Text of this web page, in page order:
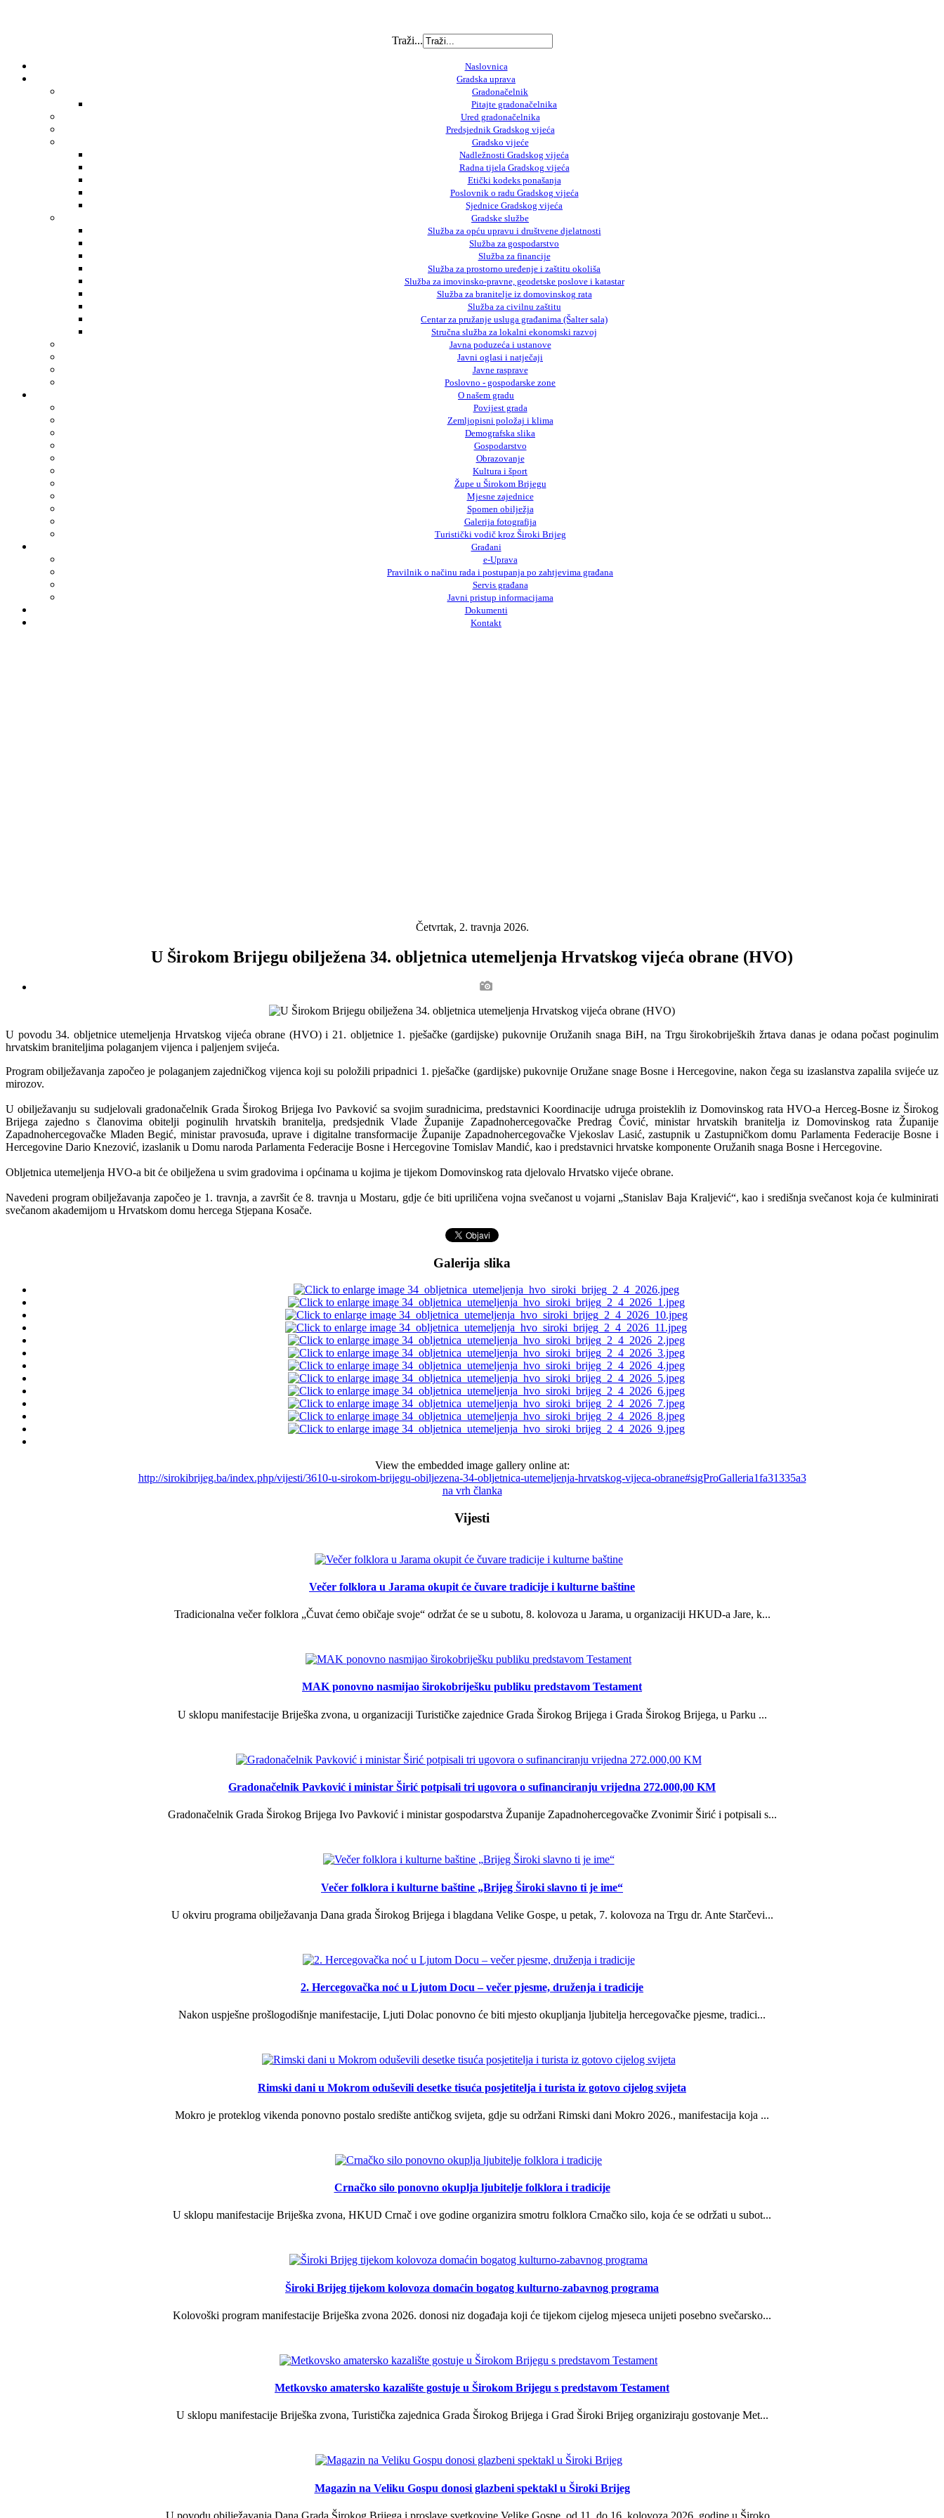
Traži...
Naslovnica
Gradska uprava
Gradonačelnik
Pitajte gradonačelnika
Ured gradonačelnika
Predsjednik Gradskog vijeća
Gradsko vijeće
Nadležnosti Gradskog vijeća
Radna tijela Gradskog vijeća
Etički kodeks ponašanja
Poslovnik o radu Gradskog vijeća
Sjednice Gradskog vijeća
Gradske službe
Služba za opću upravu i društvene djelatnosti
Služba za gospodarstvo
Služba za financije
Služba za prostorno uređenje i zaštitu okoliša
Služba za imovinsko-pravne, geodetske poslove i katastar
Služba za branitelje iz domovinskog rata
Služba za civilnu zaštitu
Centar za pružanje usluga građanima (Šalter sala)
Stručna služba za lokalni ekonomski razvoj
Javna poduzeća i ustanove
Javni oglasi i natječaji
Javne rasprave
Poslovno - gospodarske zone
O našem gradu
Povijest grada
Zemljopisni položaj i klima
Demografska slika
Gospodarstvo
Obrazovanje
Kultura i šport
Župe u Širokom Brijegu
Mjesne zajednice
Spomen obilježja
Galerija fotografija
Turistički vodič kroz Široki Brijeg
Građani
e-Uprava
Pravilnik o načinu rada i postupanja po zahtjevima građana
Servis građana
Javni pristup informacijama
Dokumenti
Kontakt
Četvrtak, 2. travnja 2026.
U Širokom Brijegu obilježena 34. obljetnica utemeljenja Hrvatskog vijeća obrane (HVO)
U povodu 34. obljetnice utemeljenja Hrvatskog vijeća obrane (HVO) i 21. obljetnice 1. pješačke (gardijske) pukovnije Oružanih snaga BiH, na Trgu širokobrijeških žrtava danas je odana počast poginulim
hrvatskim braniteljima polaganjem vijenca i paljenjem svijeća.
Program obilježavanja započeo je polaganjem zajedničkog vijenca koji su položili pripadnici 1. pješačke (gardijske) pukovnije Oružane snage Bosne i Hercegovine, nakon čega su izaslanstva zapalila svijeće uz
mirozov.
U obilježavanju su sudjelovali gradonačelnik Grada Širokog Brijega Ivo Pavković sa svojim suradnicima, predstavnici Koordinacije udruga proisteklih iz Domovinskog rata HVO-a Herceg-Bosne iz Širokog
Brijega zajedno s članovima obitelji poginulih hrvatskih branitelja, predsjednik Vlade Županije Zapadnohercegovačke Predrag Čović, ministar hrvatskih branitelja iz Domovinskog rata Županije
Zapadnohercegovačke Mladen Begić, ministar pravosuđa, uprave i digitalne transformacije Županije Zapadnohercegovačke Vjekoslav Lasić, zastupnik u Zastupničkom domu Parlamenta Federacije Bosne i
Hercegovine Dario Knezović, izaslanik u Domu naroda Parlamenta Federacije Bosne i Hercegovine Tomislav Mandić, kao i predstavnici hrvatske komponente Oružanih snaga Bosne i Hercegovine.
Obljetnica utemeljenja HVO-a bit će obilježena u svim gradovima i općinama u kojima je tijekom Domovinskog rata djelovalo Hrvatsko vijeće obrane.
Navedeni program obilježavanja započeo je 1. travnja, a završit će 8. travnja u Mostaru, gdje će biti upriličena vojna svečanost u vojarni „Stanislav Baja Kraljević“, kao i središnja svečanost koja će kulminirati
svečanom akademijom u Hrvatskom domu hercega Stjepana Kosače.
Galerija slika
View the embedded image gallery online at:
http://sirokibrijeg.ba/index.php/vijesti/3610-u-sirokom-brijegu-obiljezena-34-obljetnica-utemeljenja-hrvatskog-vijeca-obrane#sigProGalleria1fa31335a3
na vrh članka
Vijesti
Večer folklora u Jarama okupit će čuvare tradicije i kulturne baštine
Tradicionalna večer folklora „Čuvat ćemo običaje svoje“ održat će se u subotu, 8. kolovoza u Jarama, u organizaciji HKUD-a Jare, k...
MAK ponovno nasmijao širokobriješku publiku predstavom Testament
U sklopu manifestacije Briješka zvona, u organizaciji Turističke zajednice Grada Širokog Brijega i Grada Širokog Brijega, u Parku ...
Gradonačelnik Pavković i ministar Širić potpisali tri ugovora o sufinanciranju vrijedna 272.000,00 KM
Gradonačelnik Grada Širokog Brijega Ivo Pavković i ministar gospodarstva Županije Zapadnohercegovačke Zvonimir Širić i potpisali s...
Večer folklora i kulturne baštine „Brijeg Široki slavno ti je ime“
U okviru programa obilježavanja Dana grada Širokog Brijega i blagdana Velike Gospe, u petak, 7. kolovoza na Trgu dr. Ante Starčevi...
2. Hercegovačka noć u Ljutom Docu – večer pjesme, druženja i tradicije
Nakon uspješne prošlogodišnje manifestacije, Ljuti Dolac ponovno će biti mjesto okupljanja ljubitelja hercegovačke pjesme, tradici...
Rimski dani u Mokrom oduševili desetke tisuća posjetitelja i turista iz gotovo cijelog svijeta
Mokro je proteklog vikenda ponovno postalo središte antičkog svijeta, gdje su održani Rimski dani Mokro 2026., manifestacija koja ...
Crnačko silo ponovno okuplja ljubitelje folklora i tradicije
U sklopu manifestacije Briješka zvona, HKUD Crnač i ove godine organizira smotru folklora Crnačko silo, koja će se održati u subot...
Široki Brijeg tijekom kolovoza domaćin bogatog kulturno-zabavnog programa
Kolovoški program manifestacije Briješka zvona 2026. donosi niz događaja koji će tijekom cijelog mjeseca unijeti posebno svečarsko...
Metkovsko amatersko kazalište gostuje u Širokom Brijegu s predstavom Testament
U sklopu manifestacije Briješka zvona, Turistička zajednica Grada Širokog Brijega i Grad Široki Brijeg organiziraju gostovanje Met...
Magazin na Veliku Gospu donosi glazbeni spektakl u Široki Brijeg
U povodu obilježavanja Dana Grada Širokog Brijega i proslave svetkovine Velike Gospe, od 11. do 16. kolovoza 2026. godine u Široko...